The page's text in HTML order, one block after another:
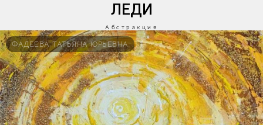
ЛЕДИ
Абстракция
ФАДЕЕВА ТАТЬЯНА ЮРЬЕВНА